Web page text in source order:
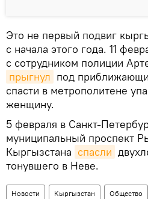
Это не первый подвиг
с начала этого года. 11
с сотрудником полиции
прыгнул под
спасти в метрополитене
женщину.
5 февраля в Санкт-
муниципальный проспект
Кыргызстана спасли
тонувшего в Неве.
Новости Кыргызстан Общество